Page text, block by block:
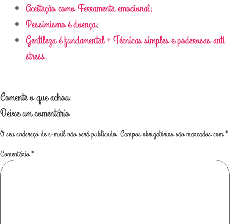
Aceitação como Ferramenta emocional;
Pessimismo é doença;
Gentileza é fundamental + Técnicas simples e poderosas anti
stress.
Comente o que achou:
Deixe um comentário
O seu endereço de e-mail não será publicado. Campos obrigatórios são marcados com*
Comentário*